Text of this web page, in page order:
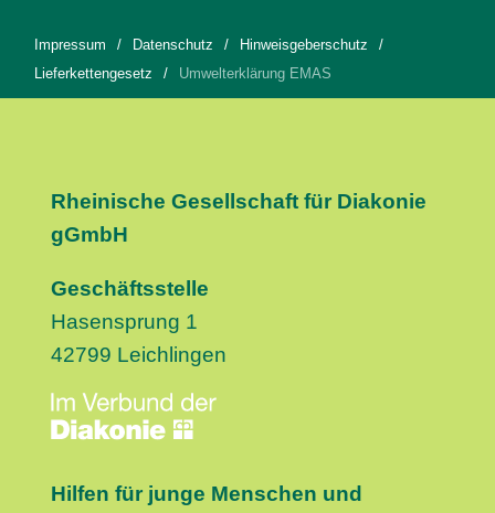
Impressum Datenschutz
Hinweisgeberschutz
Lieferkettengesetz
Umwelterklärung EMAS
Rheinische Gesellschaft für Diakonie
gGmbH
Geschäftsstelle
Hasensprung 1
42799 Leichlingen
Hilfen für junge Menschen und